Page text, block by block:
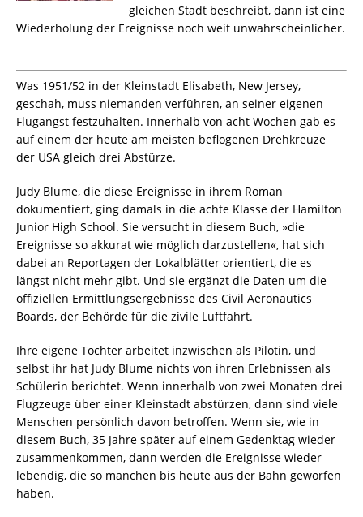
gleichen Stadt beschreibt, dann ist eine
Wiederholung der Ereignisse noch weit unwahrscheinlicher.
Was 1951/52 in der Kleinstadt Elisabeth, New Jersey,
geschah, muss niemanden verführen, an seiner eigenen
Flugangst festzuhalten. Innerhalb von acht Wochen gab es
auf einem der heute am meisten beflogenen Drehkreuze
der USA gleich drei Abstürze.
Judy Blume, die diese Ereignisse in ihrem Roman
dokumentiert, ging damals in die achte Klasse der Hamilton
Junior High School. Sie versucht in diesem Buch, »die
Ereignisse so akkurat wie möglich darzustellen«, hat sich
dabei an Reportagen der Lokalblätter orientiert, die es
längst nicht mehr gibt. Und sie ergänzt die Daten um die
offiziellen Ermittlungsergebnisse des Civil Aeronautics
Boards, der Behörde für die zivile Luftfahrt.
Ihre eigene Tochter arbeitet inzwischen als Pilotin, und
selbst ihr hat Judy Blume nichts von ihren Erlebnissen als
Schülerin berichtet. Wenn innerhalb von zwei Monaten drei
Flugzeuge über einer Kleinstadt abstürzen, dann sind viele
Menschen persönlich davon betroffen. Wenn sie, wie in
diesem Buch, 35 Jahre später auf einem Gedenktag wieder
zusammenkommen, dann werden die Ereignisse wieder
lebendig, die so manchen bis heute aus der Bahn geworfen
haben.